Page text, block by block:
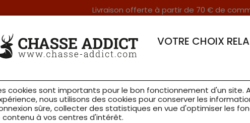
Livraison offerte à partir de 70 € de
DE CHASSE & ARMURERIE DANS LES VOSGES & SUR INTERNET
VÊTEMENTS DE CHASSE RAYON FEMME CHAUSSURES
VOTRE CHOIX
cookies sont importants pour le bon fonctionnement d'un site.
nous utilisons des cookies pour conserver les
sûre, collecter des statistiques en vue d'optimiser les
contenu à vos centres d'intérêt.